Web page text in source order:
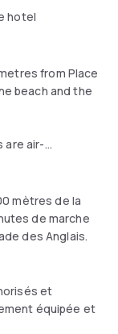
hotel
from Place
beach and the
are air-
a fully
Bed linen,
Just 500
walk from
stop is just
walk from
mètres de la
de marche
des Anglais.
et
équipée et